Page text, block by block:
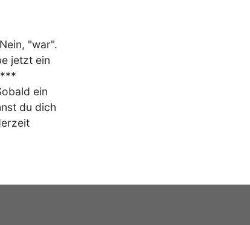
"war".
jetzt ein
***
ein
du dich